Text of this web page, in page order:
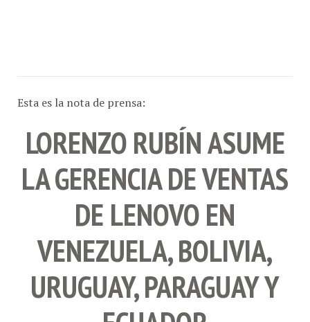
LORENZO RUBÍN ASUME
LA GERENCIA DE VENTAS
DE LENOVO EN
VENEZUELA, BOLIVIA,
URUGUAY, PARAGUAY Y
ECUADOR